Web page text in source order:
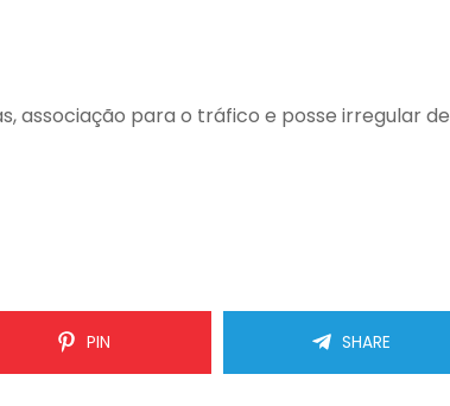
associação para o tráfico e posse irregular de
PIN SHARE